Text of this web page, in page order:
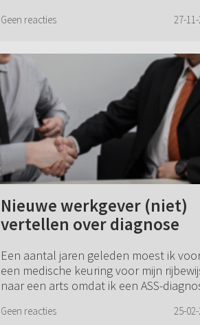
Geen reacties 27-
Nieuwe werkgever (niet)
vertellen over diagnose
Een aantal jaren geleden moest ik
een medische keuring voor mijn
naar een arts omdat ik een ASS-
aan sterke twijfels te hebben bij de...
Geen reacties 25-